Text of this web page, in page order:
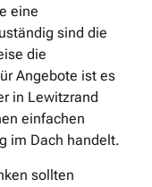
eine
sind die
die
Angebote ist es
in Lewitzrand
einfachen
im Dach handelt.
sollten